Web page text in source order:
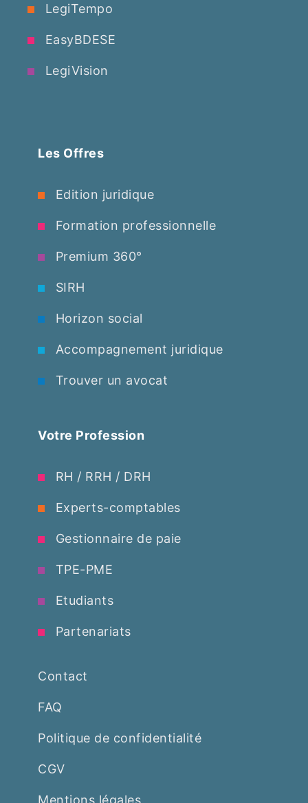
LegiTempo
EasyBDESE
LegiVision
Les Offres
Edition juridique
Formation professionnelle
Premium 360°
SIRH
Horizon social
Accompagnement juridique
Trouver un avocat
Votre Profession
RH / RRH / DRH
Experts-comptables
Gestionnaire de paie
TPE-PME
Etudiants
Partenariats
Contact
FAQ
Politique de confidentialité
CGV
Mentions légales